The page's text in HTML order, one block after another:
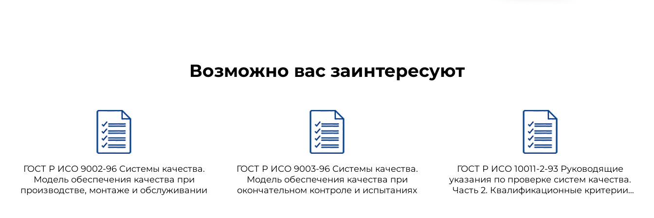
* Раздел приведен в редакции, отличной от ИСО 9001-94.
Указанный ниже стандарт содержит положения, которые посредством ссылок в этом тексте составляют положения
настоящего стандарта.
применения последнего издания указанного ниже стандарта.
Возможно вас заинтересуют
ГОСТ Р ИСО 9002-96 Системы качества.
Модель обеспечения качества при
производстве, монтаже и обслуживании
ГОСТ Р ИСО 9003-96 Системы качества.
Модель обеспечения качества при
окончательном контроле и испытаниях
ГОСТ Р ИСО 10011-2-93 Руководящие
указания по проверке систем качества.
Часть 2. Квалификационные критерии